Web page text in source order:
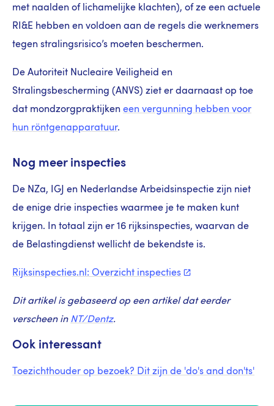
met naalden of lichamelijke klachten), of ze een actuele
RI&E hebben en voldoen aan de regels die werknemers
tegen stralingsrisico’s moeten beschermen.
De Autoriteit Nucleaire Veiligheid en
Stralingsbescherming (ANVS) ziet er daarnaast op toe
dat mondzorgpraktijken een vergunning hebben voor
hun röntgenapparatuur.
Nog meer inspecties
De NZa, IGJ en Nederlandse Arbeidsinspectie zijn niet
de enige drie inspecties waarmee je te maken kunt
krijgen. In totaal zijn er 16 rijksinspecties, waarvan de
de Belastingdienst wellicht de bekendste is.
Rijksinspecties.nl: Overzicht inspecties
Dit artikel is gebaseerd op een artikel dat eerder
verscheen in NT/Dentz.
Ook interessant
Toezichthouder op bezoek? Dit zijn de 'do's and don'ts'